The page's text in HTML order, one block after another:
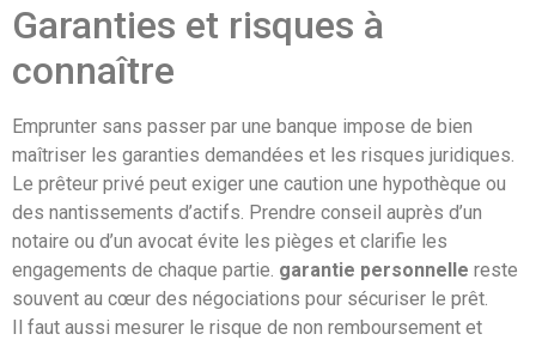
Garanties et risques à
connaître
Emprunter sans passer par une banque impose de bien
maîtriser les garanties demandées et les risques juridiques.
Le prêteur privé peut exiger une caution une hypothèque ou
des nantissements d’actifs. Prendre conseil auprès d’un
notaire ou d’un avocat évite les pièges et clarifie les
engagements de chaque partie. garantie personnelle reste
souvent au cœur des négociations pour sécuriser le prêt.
Il faut aussi mesurer le risque de non remboursement et